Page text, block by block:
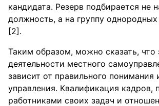
кандидата. Резерв подбирается не
должность, а на группу
[2].
Таким образом, можно сказать, что
деятельности местного
зависит от правильного
управления. Квалификация кадров,
работниками своих задач и